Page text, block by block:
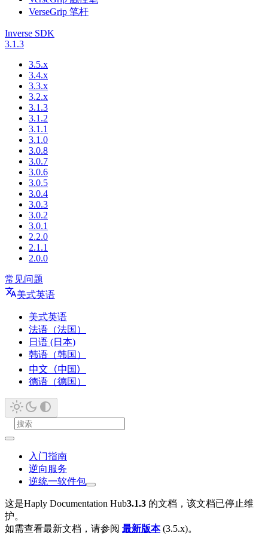
VerseGrip 笔杆
Inverse SDK
3.1.3
3.5.x
3.4.x
3.3.x
3.2.x
3.1.3
3.1.2
3.1.1
3.1.0
3.0.8
3.0.7
3.0.6
3.0.5
3.0.4
3.0.3
3.0.2
3.0.1
2.2.0
2.1.1
2.0.0
常见问题
美式英语
美式英语
法语（法国）
日语 (日本)
韩语（韩国）
中文（中国）
德语（德国）
入门指南
逆向服务
逆统一软件包
这是Haply Documentation Hub3.1.3 的文档，该文档已停止维
护。
如需查看最新文档，请参阅 最新版本(3.5.x)。